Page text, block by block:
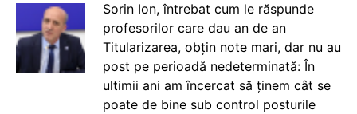
Sorin Ion, întrebat cum le răspunde
profesorilor care dau an de an
Titularizarea, obțin note mari, dar nu au
post pe perioadă nedeterminată: În
ultimii ani am încercat să ținem cât se
poate de bine sub control posturile